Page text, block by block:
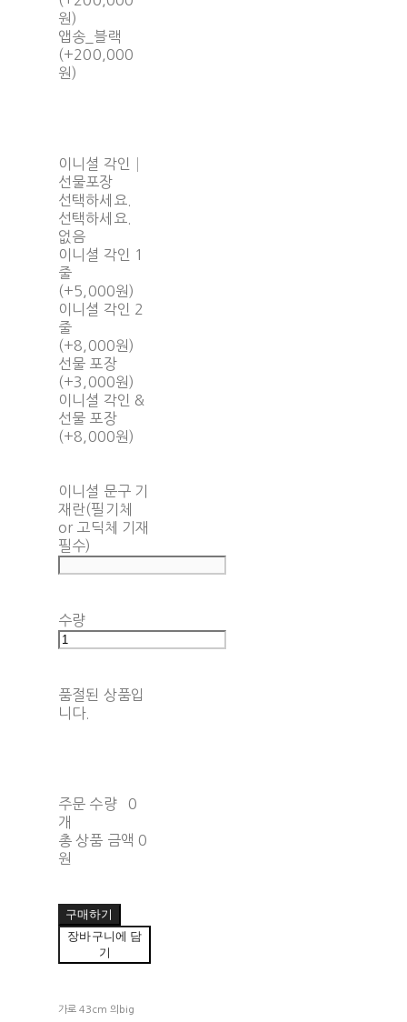
원)
앱송_블랙
(+200,000
원)
이니셜 각인│
선물포장
선택하세요.
선택하세요.
없음
이니셜 각인 1
줄
(+5,000원)
이니셜 각인 2
줄
(+8,000원)
선물 포장
(+3,000원)
이니셜 각인 &
선물 포장
(+8,000원)
이니셜 문구 기
재란(필기체
or 고딕체 기재
필수)
수량
품절된 상품입
니다.
주문 수량
0
개
총 상품 금액 0
원
구매하기
장바구니에 담
기
가로 43cm 의big